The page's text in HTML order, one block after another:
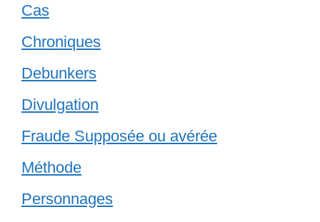
Cas
Chroniques
Debunkers
Divulgation
Fraude Supposée ou avérée
Méthode
Personnages